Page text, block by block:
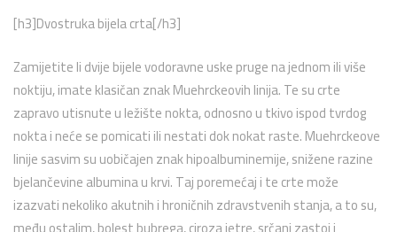
[h3]Dvostruka bijela crta[/h3]
Zamijetite li dvije bijele vodoravne uske pruge na jednom ili više
noktiju, imate klasičan znak Muehrckeovih linija. Te su crte
zapravo utisnute u ležište nokta, odnosno u tkivo ispod tvrdog
nokta i neće se pomicati ili nestati dok nokat raste. Muehrckeove
linije sasvim su uobičajen znak hipoalbuminemije, snižene razine
bjelančevine albumina u krvi. Taj poremećaj i te crte može
izazvati nekoliko akutnih i hroničnih zdravstvenih stanja, a to su,